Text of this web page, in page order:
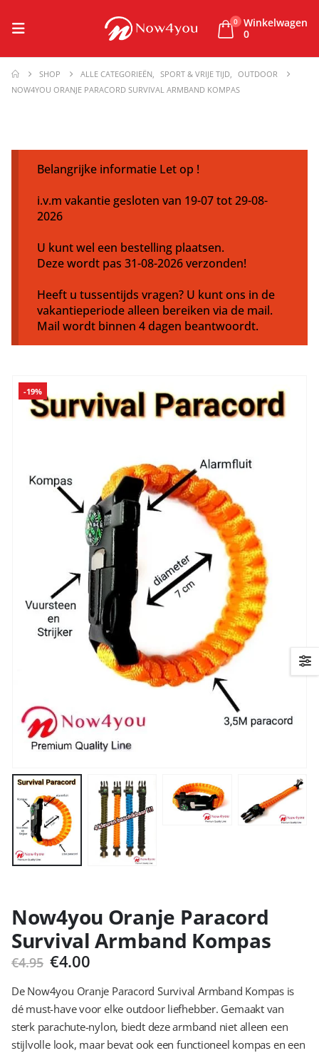
0 Winkelwagen
0
SHOP ALLE CATEGORIEËN, SPORT & VRIJE TIJD,
OUTDOOR
NOW4YOU ORANJE PARACORD SURVIVAL ARMBAND KOMPAS
Belangrijke informatie Let op !
i.v.m vakantie gesloten van 19-07 tot 29-08-
2026
U kunt wel een bestelling plaatsen.
Deze wordt pas 31-08-2026 verzonden!
Heeft u tussentijds vragen? U kunt ons in de
vakantieperiode alleen bereiken via de mail.
Mail wordt binnen 4 dagen beantwoordt.
-19%
Now4you Oranje Paracord
Survival Armband Kompas
€4.95 Oorspronkelijke
was:
€4.95.
€4.00Huidige
is:
€4.00.
De Now4you Oranje Paracord Survival Armband Kompas is
dé must-have voor elke outdoor liefhebber. Gemaakt van
sterk parachute-nylon, biedt deze armband niet alleen een
stijlvolle look, maar bevat ook een functioneel kompas en een